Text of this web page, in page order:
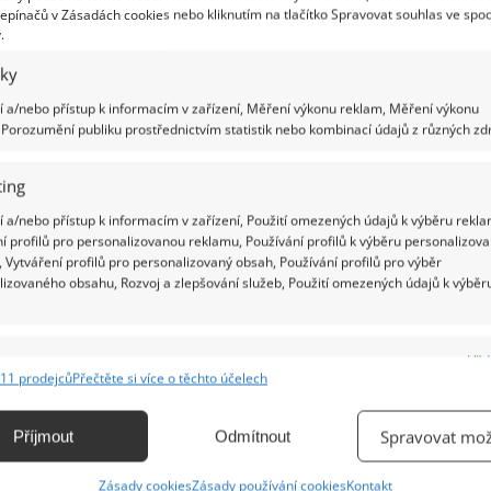
v Zásadách cookies nebo kliknutím na tlačítko Spravovat souhlas ve
a/nebo přístup k informacím v zařízení, Měření výkonu reklam, Měření výkonu
publiku prostřednictvím statistik nebo kombinací údajů z různých
a/nebo přístup k informacím v zařízení, Použití omezených údajů k výběru
profilů pro personalizovanou reklamu, Používání profilů k výběru
Vytváření profilů pro personalizovaný obsah, Používání profilů pro výběr
obsahu, Rozvoj a zlepšování služeb, Použití omezených údajů k
zařízení na základě automaticky přenášených informací.
prodejcůPřečtěte si více o těchto účelech
Příjmout Odmítnout Spravovat
Zásady cookiesZásady používání cookiesKontakt
plastové hračky, misky domácích
využít v domácnosti fén na vlasy i jinak,
na vysoušení vlasů
fén na vlasy, ale používáte ho jen sporadicky? Pak
Fén na vlasy může být i skvělý pomocník v
Dokáže si totiž poradit s celou řadou úkonů anebo
či
v ledničce více místa
Kuchyně
to vypadá, že máme v lednici velmi málo místa, pro
potraviny. Ať už jde o uzeniny, maso, jogurty, ovoce či